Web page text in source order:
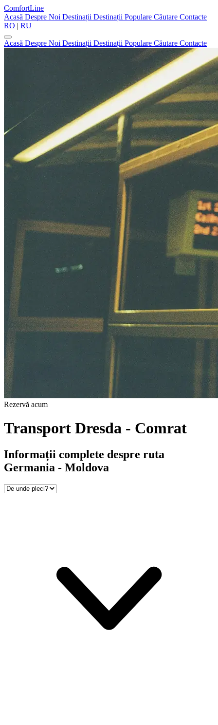
ComfortLine
Acasă Despre Noi Destinații Destinații Populare Căutare Contacte
RO | RU
Acasă Despre Noi Destinații Destinații Populare Căutare Contacte
Rezervă acum
Transport Dresda - Comrat
Informații complete despre ruta
Germania - Moldova